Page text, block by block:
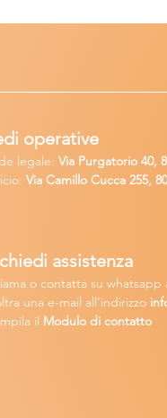
operative
legale:Via Purgatorio 40,
Via Camillo Cucca 255,
assistenza
o contatta su whatsapp
una e-mail all'indirizzo in
il Modulo di contatto